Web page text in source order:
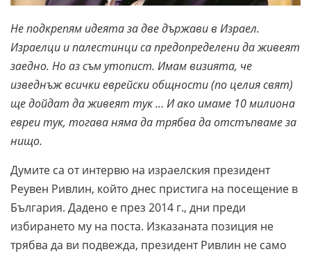
Не подкрепям идеята за две държави в Израел.
Израелци и палестинци са предопределени да живеят
заедно. Но аз съм утопист. Имам визията, че
изведнъж всички еврейски общности (по целия свят)
ще дойдат да живеят тук … И ако имаме 10 милиона
евреи тук, тогава няма да трябва да отстъпваме за
нищо.
Думите са от интервю на израелския президент
Реувен Ривлин, който днес пристига на посещение в
България. Дадено е през 2014 г., дни преди
избирането му на поста. Изказаната позиция не
трябва да ви подвежда, президент Ривлин не само